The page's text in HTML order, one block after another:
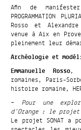
Afin de
PROGRAMMATION
Rosso et
venue à Aix en
pleinement leur
Archéologie et
Emmanuelle Rosso,
romaines, Paris-
histoire romaine,
– Pour une
d’Orange : le projet
Le projet SONAT a